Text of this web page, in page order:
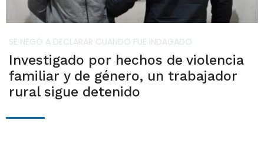
SE NEGÓ A DECLARAR CUANDO FUE INDAGADO
Investigado por hechos de violencia
familiar y de género, un trabajador
rural sigue detenido